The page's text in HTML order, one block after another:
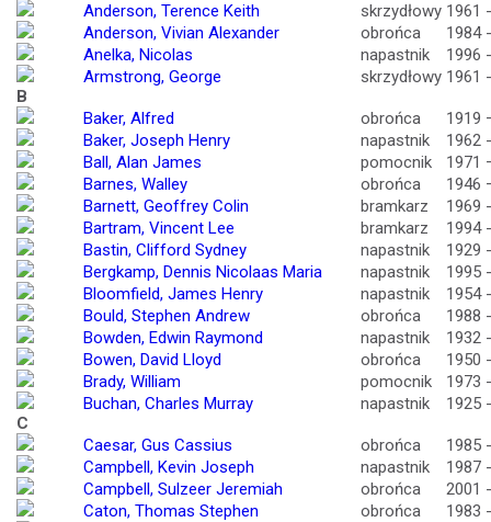
Anderson, Terence Keith
skrzydłowy 1961
Anderson, Vivian Alexander
obrońca
1984
Anelka, Nicolas
napastnik
1996
Armstrong, George
skrzydłowy 1961
B
Baker, Alfred
obrońca
1919
Baker, Joseph Henry
napastnik
1962
Ball, Alan James
pomocnik
1971
Barnes, Walley
obrońca
1946
Barnett, Geoffrey Colin
bramkarz
1969
Bartram, Vincent Lee
bramkarz
1994
Bastin, Clifford Sydney
napastnik
1929
Bergkamp, Dennis Nicolaas Maria
napastnik
1995
Bloomfield, James Henry
napastnik
1954
Bould, Stephen Andrew
obrońca
1988
Bowden, Edwin Raymond
napastnik
1932
Bowen, David Lloyd
obrońca
1950
Brady, William
pomocnik
1973
Buchan, Charles Murray
napastnik
1925
C
Caesar, Gus Cassius
obrońca
1985
Campbell, Kevin Joseph
napastnik
1987
Campbell, Sulzeer Jeremiah
obrońca
2001
Caton, Thomas Stephen
obrońca
1983